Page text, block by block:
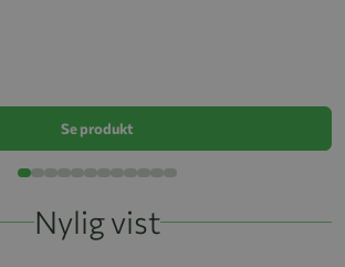
Se produkt
Nylig vist